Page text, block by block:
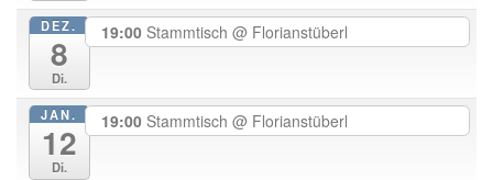
DEZ.
8
Di.
19:00 Stammtisch @ Florianstüberl
JAN.
12
Di.
19:00 Stammtisch @ Florianstüberl